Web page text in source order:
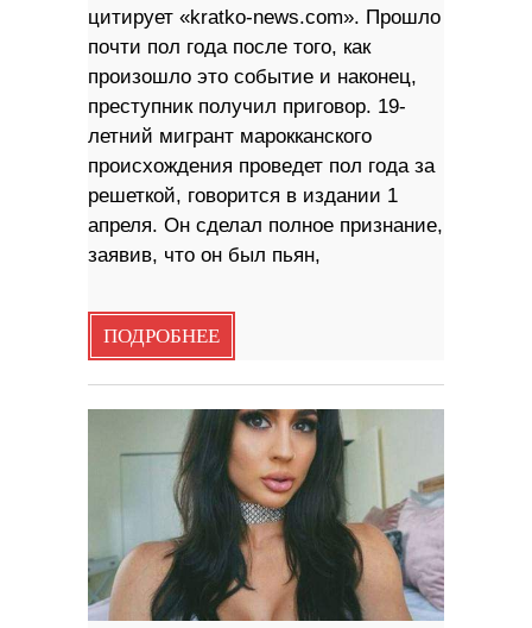
цитирует «kratko-news.com». Прошло
почти пол года после того, как
произошло это событие и наконец,
преступник получил приговор. 19-
летний мигрант марокканского
происхождения проведет пол года за
решеткой, говорится в издании 1
апреля. Он сделал полное признание,
заявив, что он был пьян,
ПОДРОБНЕЕ